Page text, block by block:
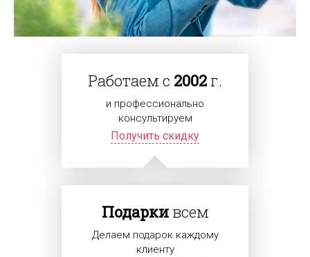
Работаем с 2002 г.
и профессионально
консультируем
Получить скидку
Подаркивсем
Делаем подарок каждому
клиенту